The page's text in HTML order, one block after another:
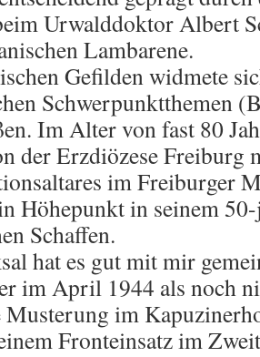
Urwalddoktor Albert
Lambarene.
Gefilden widmete
Schwerpunktthemen
Im Alter von fast 80
der Erzdiözese Freiburg
im Freiburger
Höhepunkt in seinem
Schaffen.
hat es gut mit mir
im April 1944 als noch
Musterung im
Fronteinsatz im